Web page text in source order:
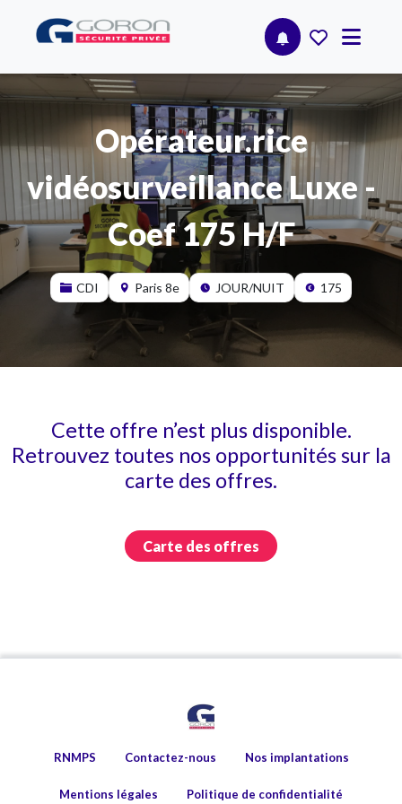
Opérateur.rice
vidéosurveillance Luxe -
Coef 175 H/F
CDI Paris 8e JOUR/NUIT 175
Cette offre n’est plus disponible.
Retrouvez toutes nos opportunités sur la
carte des offres.
Carte des offres
RNMPS Contactez-nous Nos implantations
Mentions légales Politique de confidentialité